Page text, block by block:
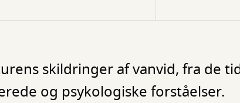
skildringer af vanvid, fra de
og psykologiske forståelser.